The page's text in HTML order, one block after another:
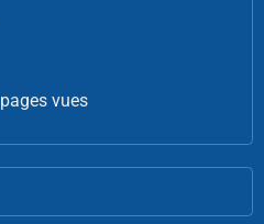
pages vues